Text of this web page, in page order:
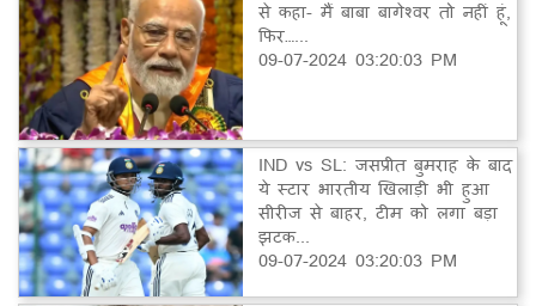
से कहा- मैं बाबा बागेश्वर तो नहीं हूं,
फिर…...
09-07-2024 03:20:03 PM
IND vs SL: जसप्रीत बुमराह के बाद
ये स्टार भारतीय खिलाड़ी भी हुआ
सीरीज से बाहर, टीम को लगा बड़ा
झटक...
09-07-2024 03:20:03 PM